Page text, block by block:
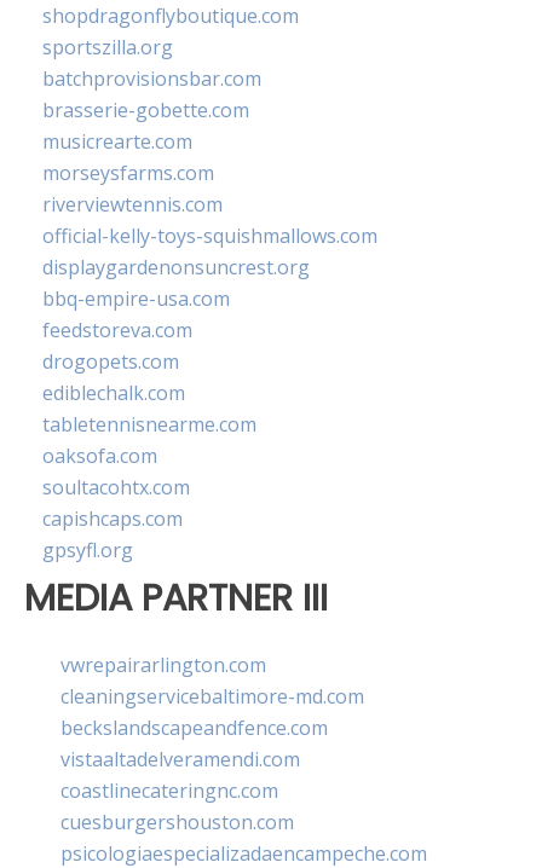
shopdragonflyboutique.com
sportszilla.org
batchprovisionsbar.com
brasserie-gobette.com
musicrearte.com
morseysfarms.com
riverviewtennis.com
official-kelly-toys-squishmallows.com
displaygardenonsuncrest.org
bbq-empire-usa.com
feedstoreva.com
drogopets.com
ediblechalk.com
tabletennisnearme.com
oaksofa.com
soultacohtx.com
capishcaps.com
gpsyfl.org
MEDIA PARTNER III
vwrepairarlington.com
cleaningservicebaltimore-md.com
beckslandscapeandfence.com
vistaaltadelveramendi.com
coastlinecateringnc.com
cuesburgershouston.com
psicologiaespecializadaencampeche.com